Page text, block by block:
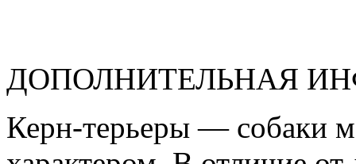
ДОПОЛНИТЕЛЬНАЯ
Керн-терьеры — собаки